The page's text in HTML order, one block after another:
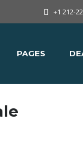
+1 212-
PAGES